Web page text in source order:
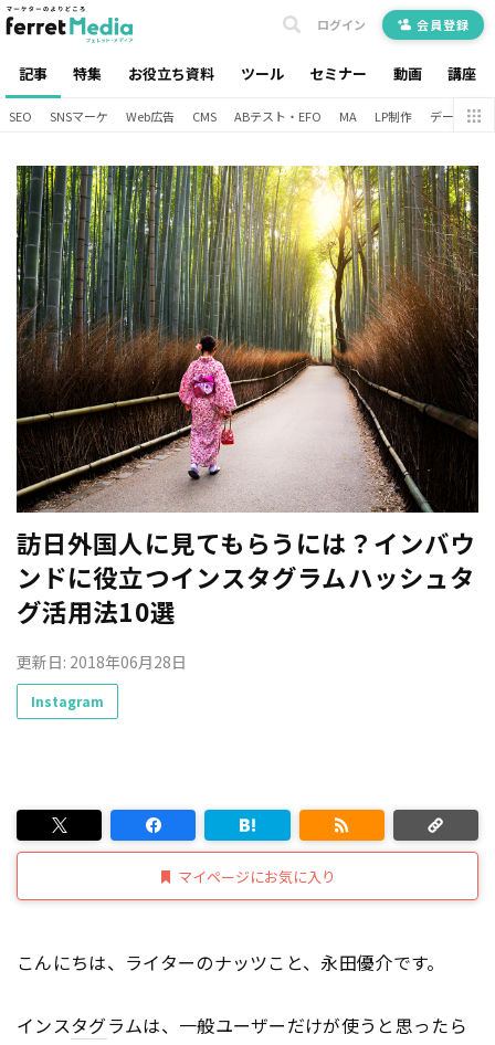
記事 特集 お役立ち資料 ツール セミナー 動画 講座
ログイン 会員登録
SEO SNSマーケ Web広告 CMS ABテスト・EFO MA LP制作 データ分析
訪日外国人に見てもらうには？インバウ
ンドに役立つインスタグラムハッシュタ
グ活用法10選
更新日: 2018年06月28日
Instagram
マイページにお気に入り
こんにちは、ライターのナッツこと、永田優介です。
インスタグラムは、一般ユーザーだけが使うと思ったら